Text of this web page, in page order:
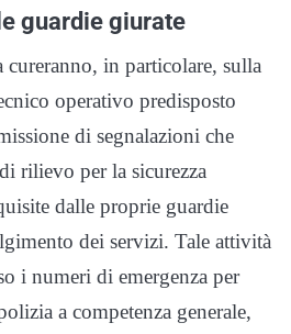
guardie giurate
in particolare, sulla
operativo predisposto
di segnalazioni che
rilievo per la sicurezza
dalle proprie guardie
dei servizi. Tale attività
i numeri di emergenza per
a competenza generale,